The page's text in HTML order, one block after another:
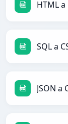
HTML a
SQL a
JSON a